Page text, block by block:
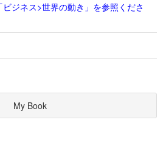
ジネス>世界の動き」を参照くださ
My Book